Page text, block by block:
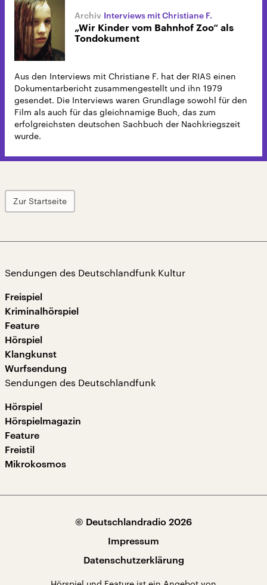
Interviews mit Christiane F.
„Wir Kinder vom Bahnhof Zoo“ als
Tondokument
Aus den Interviews mit Christiane F. hat der RIAS einen
Dokumentarbericht zusammengestellt und ihn 1979
gesendet. Die Interviews waren Grundlage sowohl für den
Film als auch für das gleichnamige Buch, das zum
erfolgreichsten deutschen Sachbuch der Nachkriegszeit
wurde.
Zur Startseite
Sendungen des Deutschlandfunk Kultur
Freispiel
Kriminalhörspiel
Feature
Hörspiel
Klangkunst
Wurfsendung
Sendungen des Deutschlandfunk
Hörspiel
Hörspielmagazin
Feature
Freistil
Mikrokosmos
© Deutschlandradio 2026
Impressum
Datenschutzerklärung